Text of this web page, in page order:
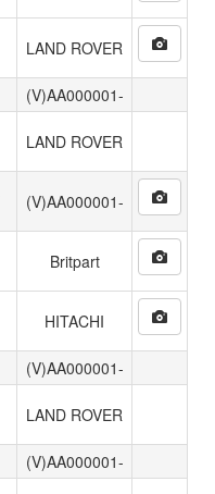
LAND ROVER
(V)AA000001-
LAND ROVER
(V)AA000001-
Britpart
HITACHI
(V)AA000001-
LAND ROVER
(V)AA000001-